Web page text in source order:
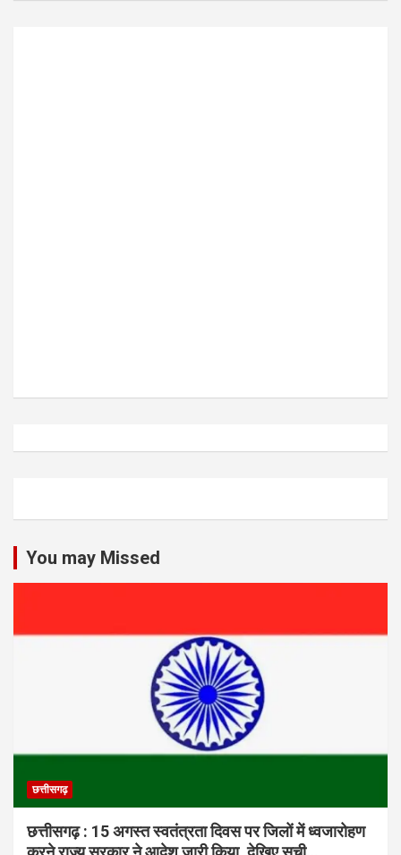
You may Missed
छत्तीसगढ़
छत्तीसगढ़ : 15 अगस्त स्वतंत्रता दिवस पर जिलों में ध्वजारोहण